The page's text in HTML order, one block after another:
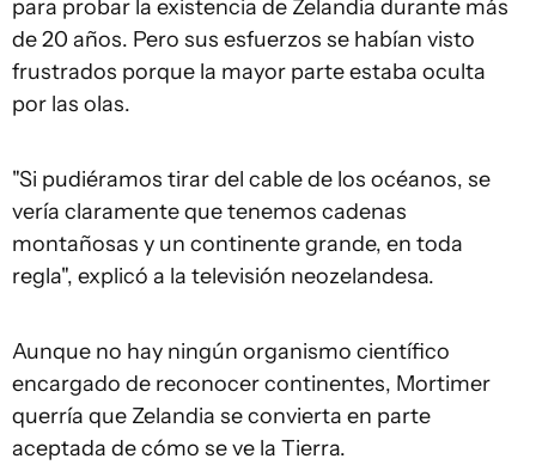
para probar la existencia de Zelandia durante más
de 20 años. Pero sus esfuerzos se habían visto
frustrados porque la mayor parte estaba oculta
por las olas.
"Si pudiéramos tirar del cable de los océanos, se
vería claramente que tenemos cadenas
montañosas y un continente grande, en toda
regla", explicó a la televisión neozelandesa.
Aunque no hay ningún organismo científico
encargado de reconocer continentes, Mortimer
querría que Zelandia se convierta en parte
aceptada de cómo se ve la Tierra.